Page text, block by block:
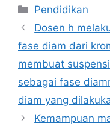
Kategori
Pendidikan
Dosen h
fase diam dari
membuat
sebagai fase
diam yang
Kemampuan